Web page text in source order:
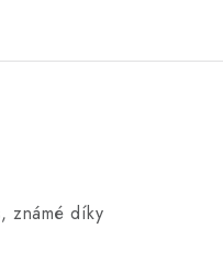
známé díky